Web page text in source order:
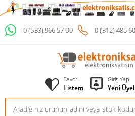
0 (533) 966 57 99 0 (312) 485
Favori
Listem
Giriş Yap
Yeni